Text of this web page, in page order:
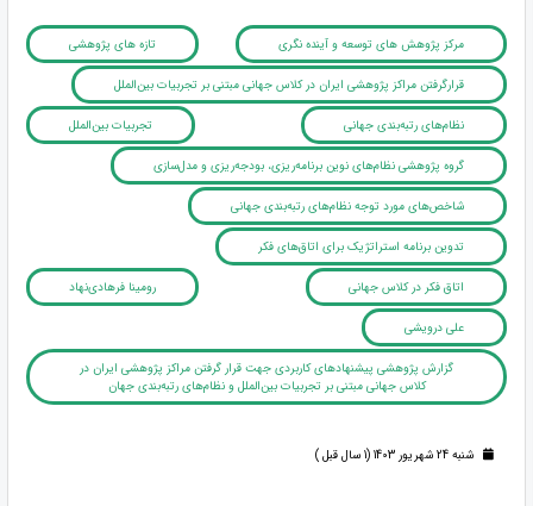
مرکز پژوهش های توسعه و آینده نگری تازه های پژوهشی
قرارگرفتن مراکز پژوهشی ایران در کلاس جهانی مبتنی بر تجربیات بین‌الملل
نظام‌های رتبه‌بندی جهانی تجربیات بین‌الملل
گروه پژوهشی نظام‌های نوین برنامه‌ریزی، بودجه‌ریزی و مدل‌سازی
شاخص‌های مورد توجه نظام‌های رتبه‌بندی جهانی
تدوین برنامه استراتژیک برای اتاق‌های فکر
اتاق فکر در کلاس جهانی رومینا فرهادی‌نهاد
علی درویشی
گزارش پژوهشی پیشنهادهای کاربردی جهت قرار گرفتن مراکز پژوهشی ایران در
کلاس جهانی مبتنی بر تجربیات بین‌الملل و نظام‌های رتبه‌بندی جهان
شنبه 24 شهریور 1403 (1 سال قبل )